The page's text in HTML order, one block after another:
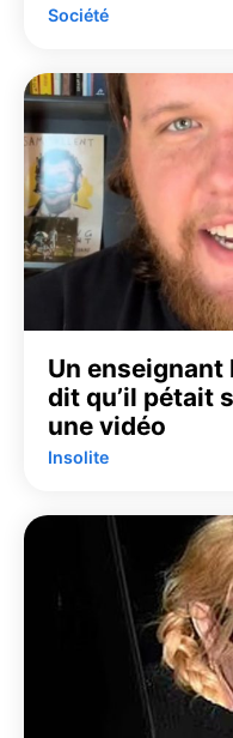
Société
Un
dit qu’il pétait
une vidéo
Insolite